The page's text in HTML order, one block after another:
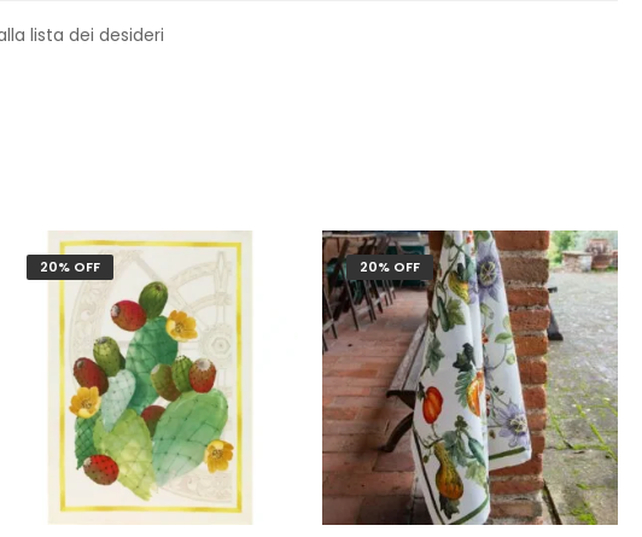
lista dei desideri
20% OFF 20% OFF